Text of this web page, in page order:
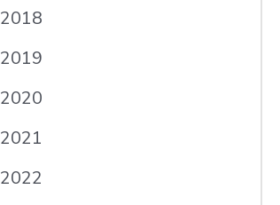
2018
2019
2020
2021
2022